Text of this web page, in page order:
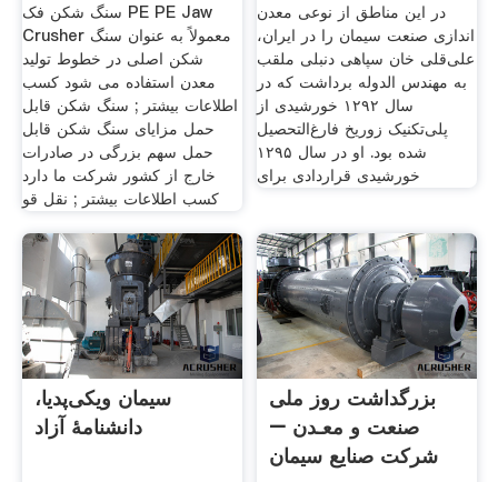
سنگ شکن فک PE PE Jaw
Crusher معمولاً به عنوان سنگ
شکن اصلی در خطوط تولید
معدن استفاده می شود کسب
اطلاعات بیشتر ; سنگ شکن قابل
حمل مزایای سنگ شکن قابل
حمل سهم بزرگی در صادرات
خارج از کشور شرکت ما دارد
کسب اطلاعات بیشتر ; نقل قو
در این مناطق از نوعی معدن
‌اندازی صنعت سیمان را در ایران،
علی‌قلی خان سپاهی دنبلی ملقب
به مهندس ‌الدوله برداشت که در
سال ۱۲۹۲ خورشیدی از
پلی‌تکنیک زوریخ فارغ‌التحصیل
شده بود. او در سال ۱۲۹۵
خورشیدی قراردادى برای
سیمان ویکی‌پدیا،
دانشنامهٔ آزاد
بزرگداشت روز ملی
صنعت و معـدن –
شرکت صنایع سیمان